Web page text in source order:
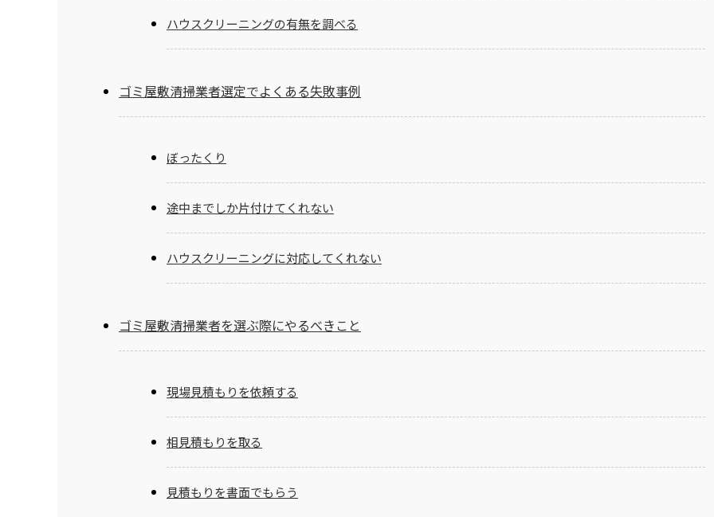
ハウスクリーニングの有無を調べる
ゴミ屋敷清掃業者選定でよくある失敗事例
ぼったくり
途中までしか片付けてくれない
ハウスクリーニングに対応してくれない
ゴミ屋敷清掃業者を選ぶ際にやるべきこと
現場見積もりを依頼する
相見積もりを取る
見積もりを書面でもらう